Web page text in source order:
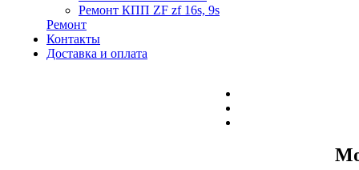
Ремонт КПП ZF zf 16s, 9s
Ремонт
Контакты
Доставка и оплата